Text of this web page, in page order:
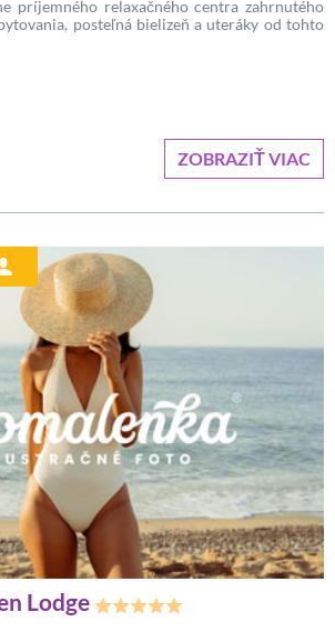
príjemného relaxačného centra zahrnutého
posteľná bielizeň a uteráky od tohto
ZOBRAZIŤ VIAC
Lodge